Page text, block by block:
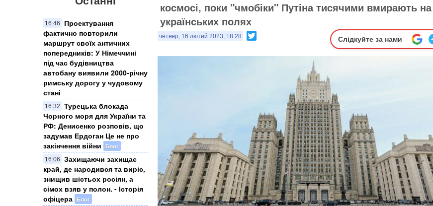
16:46
Проектування
фактично повторили
маршрут своїх античних
попередників: У Німеччині
під час будівництва
автобану виявили 2000-річну
римську дорогу у чудовому
стані
16:32
Турецька блокада
Чорного моря для України та
РФ: Денисенко розповів, що
задумав Ердоган Це не про
закінчення війни
Блог
16:06
Захищаючи захищає
край, де народився та виріс,
знищив шістьох росіян, а
сімох взяв у полон. - Історія
офіцера Блог
космосі, поки "чмобіки" Путіна тисячими вмирають на
українських полях
четвер, 16 лютий 2023, 18:28 Слідкуйте за нами